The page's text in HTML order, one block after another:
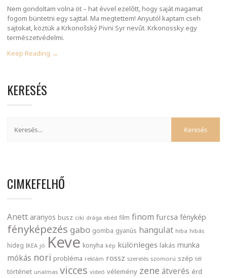
Nem gondoltam volna öt – hat évvel ezelőtt, hogy saját magamat
fogom büntetni egy sajttal. Ma megtettem! Anyutól kaptam cseh
sajtokat, köztük a Krkonošský Pivni Syr nevűt. Krkonossky egy
természetvédelmi.
Keep Reading →
KERESÉS
CIMKEFELHŐ
Anett aranyos busz ciki drága ebéd film finom furcsa fénykép
fényképezés gabo gomba gyanús hangulat hiba hibás
hideg IKEA jó Keve konyha kép különleges lakás munka
mókás nori probléma reklám rossz szerelés szomorú szép tél
történet unalmas vicces videó vélemény zene átverés érd